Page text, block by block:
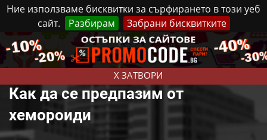
Ние използваме бисквитки за сърфирането в този уеб
сайт.
Разбирам Забрани бисквитките
X ЗАТВОРИ
Петък, 7 Август, 2026 Реклама Контакти
Как да се предпазим от
хемороиди